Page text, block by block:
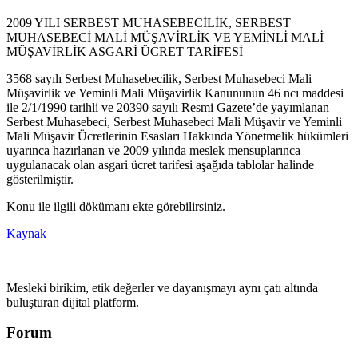
2009 YILI SERBEST MUHASEBECİLİK, SERBEST
MUHASEBECİ MALİ MÜŞAVİRLİK VE YEMİNLİ MALİ
MÜŞAVİRLİK ASGARİ ÜCRET TARİFESİ
3568 sayılı Serbest Muhasebecilik, Serbest Muhasebeci Mali
Müşavirlik ve Yeminli Mali Müşavirlik Kanununun 46 ncı maddesi
ile 2/1/1990 tarihli ve 20390 sayılı Resmi Gazete’de yayımlanan
Serbest Muhasebeci, Serbest Muhasebeci Mali Müşavir ve Yeminli
Mali Müşavir Ücretlerinin Esasları Hakkında Yönetmelik hükümleri
uyarınca hazırlanan ve 2009 yılında meslek mensuplarınca
uygulanacak olan asgari ücret tarifesi aşağıda tablolar halinde
gösterilmiştir.
Konu ile ilgili dökümanı ekte görebilirsiniz.
Kaynak
Mesleki birikim, etik değerler ve dayanışmayı aynı çatı altında
buluşturan dijital platform.
Forum